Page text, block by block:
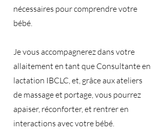
nécessaires pour comprendre votre
bébé.
Je vous accompagnerez dans votre
allaitement en tant que Consultante en
lactation IBCLC, et, grâce aux ateliers
de massage et portage, vous pourrez
apaiser, réconforter, et rentrer en
interactions avec votre bébé.